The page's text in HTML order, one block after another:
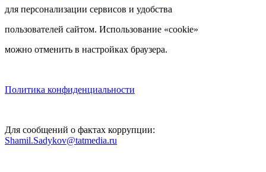
для персонализации сервисов и удобства
пользователей сайтом. Использование «cookie»
можно отменить в настройках браузера.
Политика конфиденциальности
Для сообщений о фактах коррупции:
Shamil.Sadykov@tatmedia.ru